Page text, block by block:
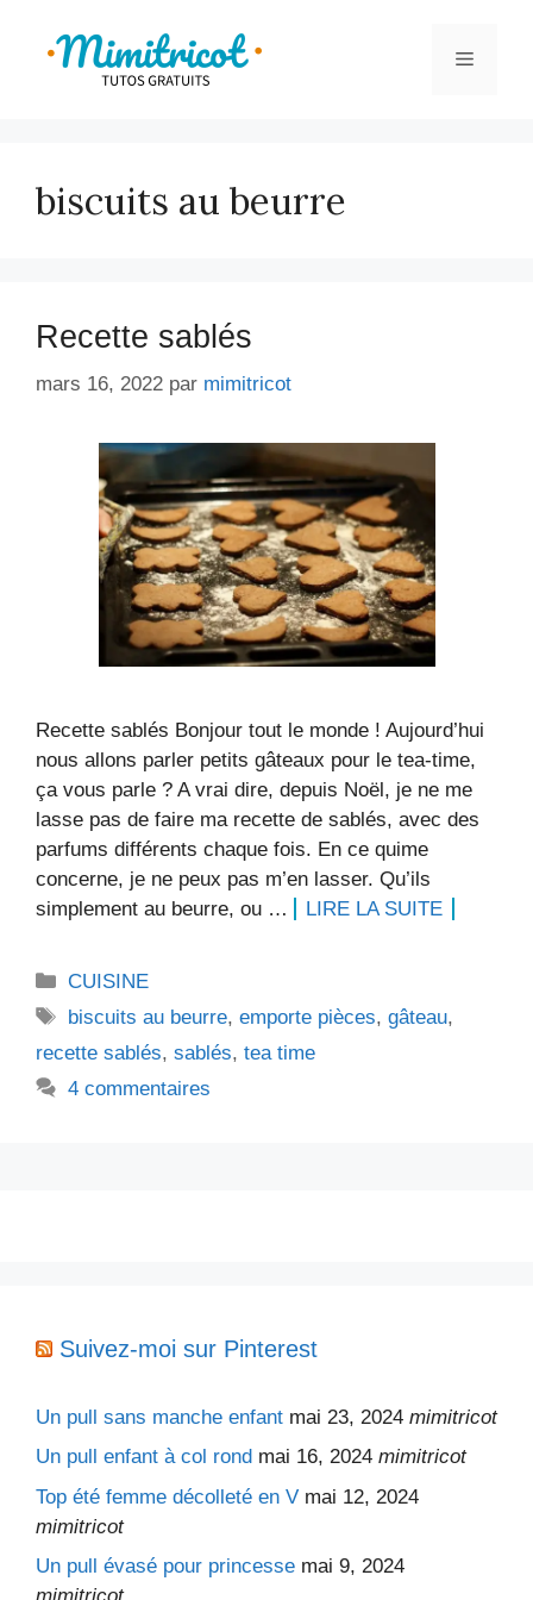
contenu
Menu
biscuits au beurre
Recette sablés
mars 16, 2022 par mimitricot
Recette sablés Bonjour tout le monde ! Aujourd’hui
nous allons parler petits gâteaux pour le tea-time,
ça vous parle ? A vrai dire, depuis Noël, je ne me
lasse pas de faire ma recette de sablés, avec des
parfums différents chaque fois. En ce quime
concerne, je ne peux pas m’en lasser. Qu’ils
simplement au beurre, ou …
LIRE LA SUITE
Catégories
CUISINE
Étiquettes
biscuits au beurre,emporte pièces,gâteau,
recette sablés, sablés, tea time
4 commentaires
Suivez-moi sur Pinterest
Un pull sans manche enfant mai 23, 2024 mimitricot
Un pull enfant à col rond mai 16, 2024 mimitricot
Top été femme décolleté en V mai 12, 2024
mimitricot
Un pull évasé pour princesse mai 9, 2024